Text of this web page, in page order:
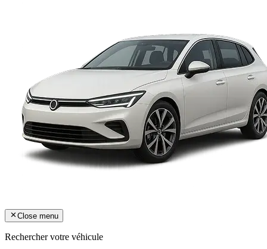
Close menu
Rechercher votre véhicule